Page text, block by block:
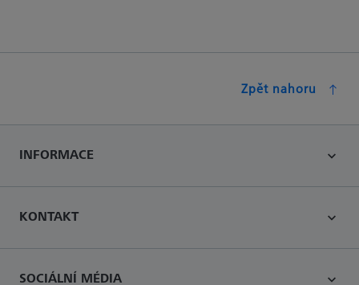
Zpět nahoru
INFORMACE
KONTAKT
SOCIÁLNÍ MÉDIA